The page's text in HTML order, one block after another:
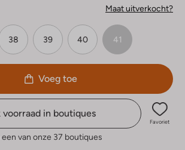
Maat uitverkocht?
38 39 40 41
Voeg toe
voorraad in boutiques
Favoriet
van onze 37 boutiques